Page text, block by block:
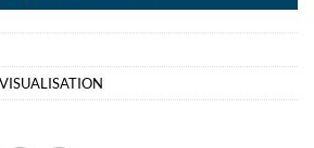
VISUALISATION